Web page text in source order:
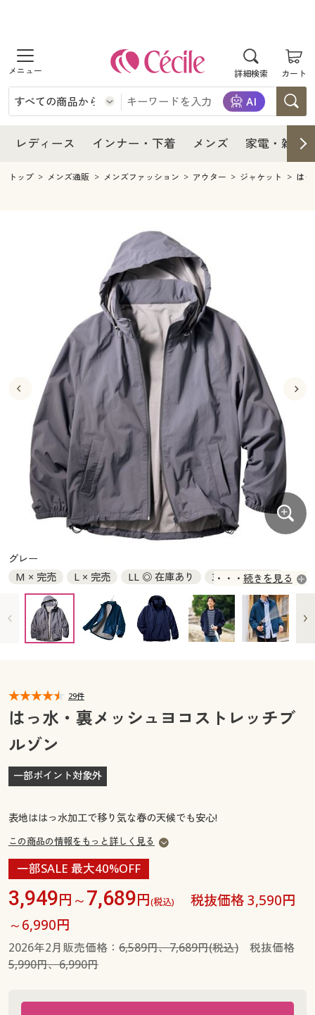
詳細検索 カート
商品を探す
レディース
レディースファッション
インナー・下着
インナー・下着通販すべて
ジュニア・ティーンズ下着
メンズ
キッチン・雑貨・日用品
寝具・インテリア・家具
寝具・インテリア・家具通販すべて
寝具・ベッド
カーテン・ラグ・ファブリック
美容・健康通販すべて
美容・健康・サプリメント
制服・スクール
制服・スクールすべて
制服・学生服
ジュニア・ティーンズ下着
大きいサイズ
大きいサイズ通販すべて
大きいサイズ レディース服
大きいサイズ レディース下着
大きいサイズ メンズ
大きいサイズ 事務・制服
バーゲン
バーゲンセール
シークレットセール
詳細検索
商品カテゴリ一覧
カタログ
カタログ・チラシからのご注文
デジタルカタログ
カタログ無料プレゼント
マイページ
閲覧履歴
お気に入り
サポート
ご利用ガイド
よくある質問とお問い合わせ
レディース インナー・下着 メンズ 家電・雑貨
レディース
レディース通販すべて
レディースファッション
インナー・下着
インナー・下着通販すべて
ジュニア・ティーンズ下着
メンズ
キッチン・雑貨・日用品
寝具・インテリア・家具通販すべて
寝具・ベッド
カーテン・ラグ・ファブリック
美容・健康通販すべて
美容・健康・サプリメント
制服・スクールすべて
制服・学生服
ジュニア・ティーンズ下着
大きいサイズ
大きいサイズ通販すべて
大きいサイズ レディース服
大きいサイズ レディース下着
大きいサイズ メンズ
大きいサイズ 事務・制服
バーゲン
バーゲンセール
シークレットセール
詳細検索
商品カテゴリ一覧
カタログ
カタログ・チラシからのご注文
カタログ無料プレゼント
会員メニュー
閲覧履歴
お気に入り
サポート
よくある質問とお問い合わせ
トップ メンズ通販 メンズファッション アウター ジャケット は
グレー
M × 完売
L × 完売 LL ◎ 在庫あり
3L ◎ 在庫あり
5L × 完売
続きを見る
29件
はっ水・裏メッシュヨコストレッチブ
ルゾン
一部ポイント対象外
表地ははっ水加工で移り気な春の天候でも安心!
この商品の情報をもっと詳しく見る
一部SALE 最大40%OFF
3,949円～7,689円(税込)
税抜価格 3,590円
～6,990円
2026年2月販売価格： 6,589円、7,689円(税込)税抜価格
5,990円、6,990円